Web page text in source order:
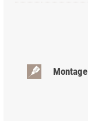
Montage